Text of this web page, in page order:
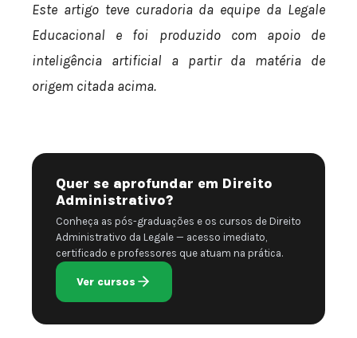
Este artigo teve curadoria da equipe da Legale
Educacional e foi produzido com apoio de
inteligência artificial a partir da matéria de
origem citada acima.
Quer se aprofundar em Direito
Administrativo?
Conheça as pós-graduações e os cursos de Direito
Administrativo da Legale — acesso imediato,
certificado e professores que atuam na prática.
Ver cursos